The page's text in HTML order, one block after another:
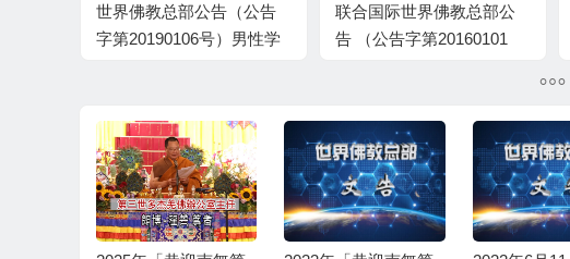
世界佛教总部公告（公告
字第20190106号）男性学
联合国际世界佛教总部公
告 （公告字第20160101